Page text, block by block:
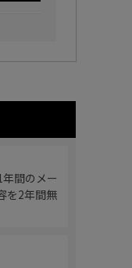
間のメー
を2年間無